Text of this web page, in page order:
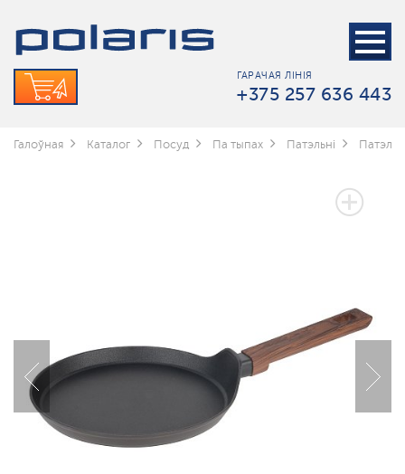
ГАРАЧАЯ ЛІНІЯ
+375 257 636 443
Галоўная Каталог Посуд Па тыпах Патэльні